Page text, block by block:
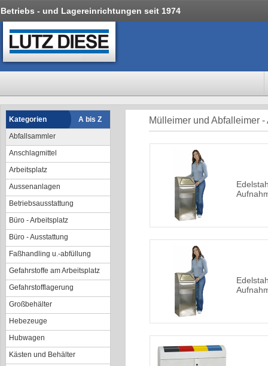
Betriebs - und Lagereinrichtungen seit 1974
Kategorien
A bis Z
Abfallsammler
Anschlagmittel
Arbeitsplatz
Aussenanlagen
Betriebsausstattung
Büro - Arbeitsplatz
Büro - Ausstattung
Faßhandling u.-abfüllung
Gefahrstoffe am Arbeitsplatz
Gefahrstofflagerung
Großbehälter
Hebezeuge
Hubwagen
Kästen und Behälter
Mülleimer und Abfalleimer -